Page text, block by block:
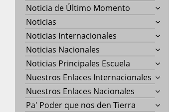
Noticia de Último Momento
Noticias
Noticias Internacionales
Noticias Nacionales
Noticias Principales Escuela
Nuestros Enlaces Internacionales
Nuestros Enlaces Nacionales
Pa' Poder que nos den Tierra